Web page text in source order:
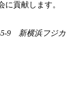
に貢献します。
5-9 新横浜フジカ